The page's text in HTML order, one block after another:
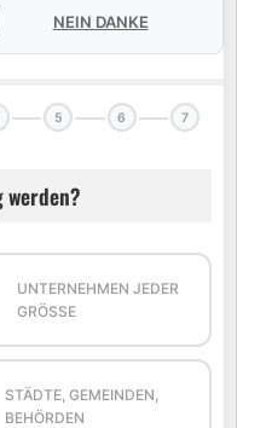
NEIN DANKE
5 6 7
UNTERNEHMEN JEDER
GRÖSSE
STÄDTE, GEMEINDEN,
BEHÖRDEN